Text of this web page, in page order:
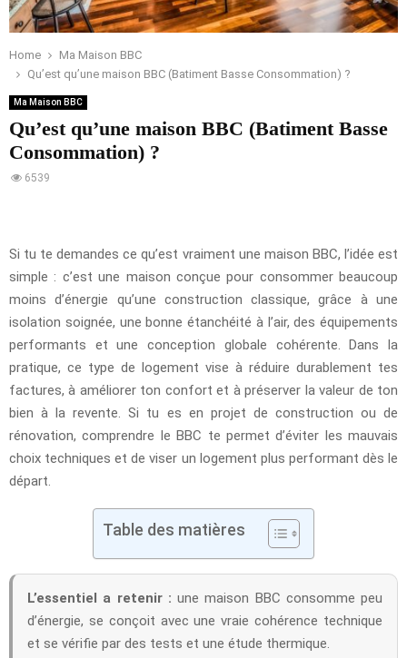
Home
Ma Maison BBC
Qu’est qu’une maison BBC (Batiment Basse Consommation) ?
Ma Maison BBC
Qu’est qu’une maison BBC (Batiment Basse
Consommation) ?
6539
Si tu te demandes ce qu’est vraiment une maison BBC, l’idée est
simple : c’est une maison conçue pour consommer beaucoup
moins d’énergie qu’une construction classique, grâce à une
isolation soignée, une bonne étanchéité à l’air, des équipements
performants et une conception globale cohérente. Dans la
pratique, ce type de logement vise à réduire durablement tes
factures, à améliorer ton confort et à préserver la valeur de ton
bien à la revente. Si tu es en projet de construction ou de
rénovation, comprendre le BBC te permet d’éviter les mauvais
choix techniques et de viser un logement plus performant dès le
départ.
Table des matières
L’essentiel a retenir : une maison BBC consomme peu
d’énergie, se conçoit avec une vraie cohérence technique
et se vérifie par des tests et une étude thermique.